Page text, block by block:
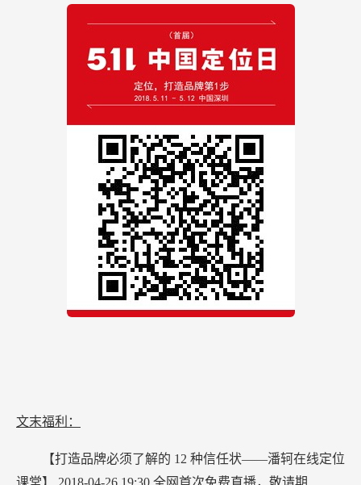
文末福利：
【打造品牌必须了解的 12 种信任状——潘轲在线定位
课堂】 2018-04-26 19:30 全网首次免费直播，敬请期